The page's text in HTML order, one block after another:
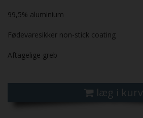
99,5% aluminium
Fødevaresikker non-stick coating
Aftagelige greb
læg i kurv